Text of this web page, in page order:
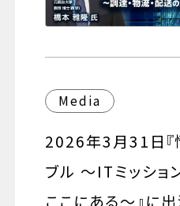
Media
2026年3月31日『
ブル ～ITミッショ
ここにある～』に